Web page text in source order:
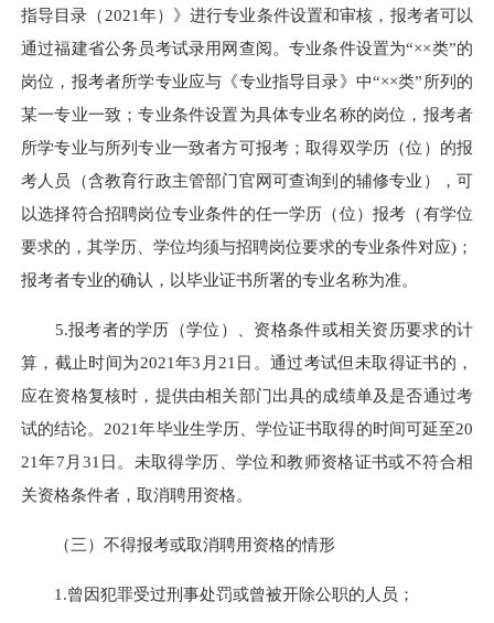
指导目录（2021年）》进行专业条件设置和审核，报考者可以
通过福建省公务员考试录用网查阅。专业条件设置为“××类”的
岗位，报考者所学专业应与《专业指导目录》中“××类”所列的
某一专业一致；专业条件设置为具体专业名称的岗位，报考者
所学专业与所列专业一致者方可报考；取得双学历（位）的报
考人员（含教育行政主管部门官网可查询到的辅修专业），可
以选择符合招聘岗位专业条件的任一学历（位）报考（有学位
要求的，其学历、学位均须与招聘岗位要求的专业条件对应)；
报考者专业的确认，以毕业证书所署的专业名称为准。
5.报考者的学历（学位）、资格条件或相关资历要求的计
算，截止时间为2021年3月21日。通过考试但未取得证书的，
应在资格复核时，提供由相关部门出具的成绩单及是否通过考
试的结论。2021年毕业生学历、学位证书取得的时间可延至20
21年7月31日。未取得学历、学位和教师资格证书或不符合相
关资格条件者，取消聘用资格。
（三）不得报考或取消聘用资格的情形
1.曾因犯罪受过刑事处罚或曾被开除公职的人员；